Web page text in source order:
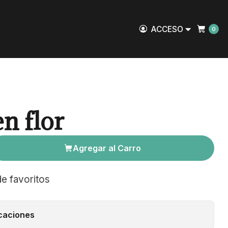
ACCESO 0
flor
Agregar al Carro
favoritos